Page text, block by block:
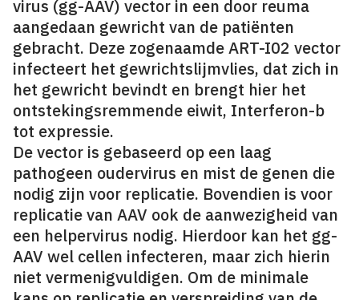
virus (gg-AAV) vector in een door reuma
aangedaan gewricht van de patiënten
gebracht. Deze zogenaamde ART-I02 vector
infecteert het gewrichtslijmvlies, dat zich in
het gewricht bevindt en brengt hier het
ontstekingsremmende eiwit, Interferon-b
tot expressie.
De vector is gebaseerd op een laag
pathogeen oudervirus en mist de genen die
nodig zijn voor replicatie. Bovendien is voor
replicatie van AAV ook de aanwezigheid van
een helpervirus nodig. Hierdoor kan het gg-
AAV wel cellen infecteren, maar zich hierin
niet vermenigvuldigen. Om de minimale